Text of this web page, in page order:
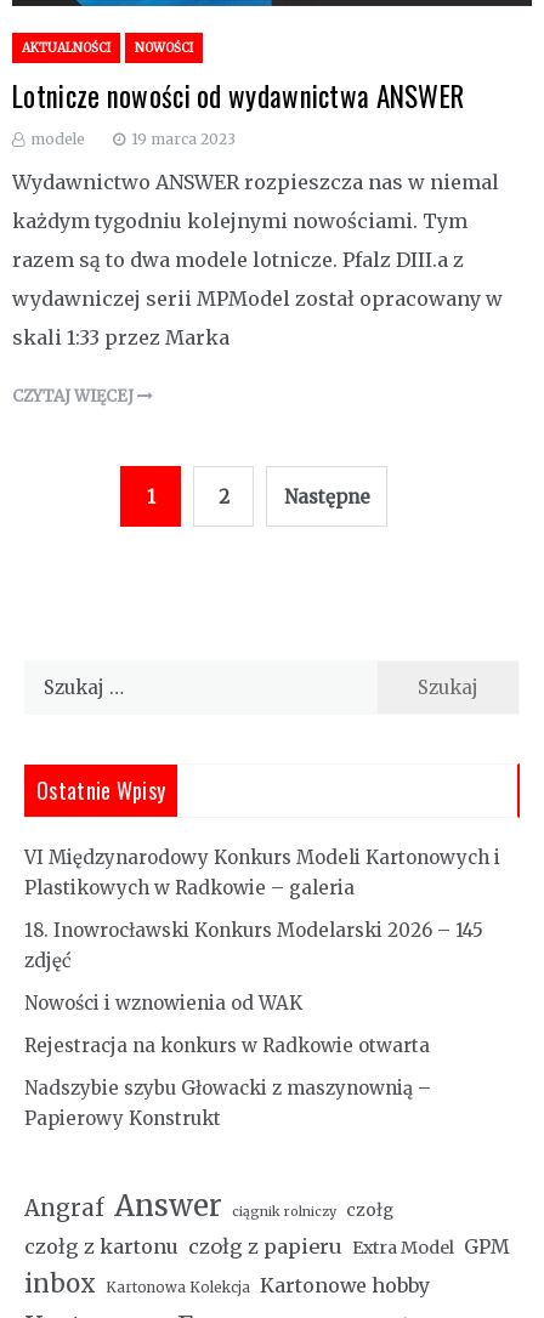
AKTUALNOŚCI NOWOŚCI
Lotnicze nowości od wydawnictwa ANSWER
modele 19 marca 2023
Wydawnictwo ANSWER rozpieszcza nas w niemal
każdym tygodniu kolejnymi nowościami. Tym
razem są to dwa modele lotnicze. Pfalz DIII.a z
wydawniczej serii MPModel został opracowany w
skali 1:33 przez Marka
CZYTAJ WIĘCEJ
1 2 Następne
Szukaj:
Ostatnie Wpisy
VI Międzynarodowy Konkurs Modeli Kartonowych i
Plastikowych w Radkowie – galeria
18. Inowrocławski Konkurs Modelarski 2026 – 145
zdjęć
Nowości i wznowienia od WAK
Rejestracja na konkurs w Radkowie otwarta
Nadszybie szybu Głowacki z maszynownią –
Papierowy Konstrukt
Angraf Answer ciągnik rolniczy czołg
czołg z kartonu czołg z papieru Extra Model GPM
inbox Kartonowa Kolekcja Kartonowe hobby